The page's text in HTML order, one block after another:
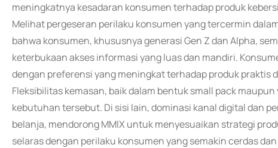
meningkatnya kesadaran konsumen terhadap produk
Melihat pergeseran perilaku konsumen yang tercermin
bahwa konsumen, khususnya generasi Gen Z dan Alpha,
keterbukaan akses informasi yang luas dan mandiri.
dengan preferensi yang meningkat terhadap produk praktis
Fleksibilitas kemasan, baik dalam bentuk small pack
kebutuhan tersebut. Di sisi lain, dominasi kanal digital dan
belanja, mendorong MMIX untuk menyesuaikan strategi
selaras dengan perilaku konsumen yang semakin cerdas